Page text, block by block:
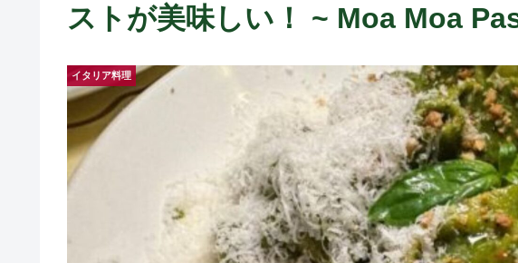
ストが美味しい！ ~ Moa Moa
イタリア料理